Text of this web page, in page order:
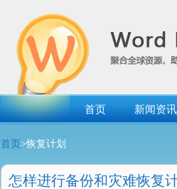
首页 新闻资讯
首页 >恢复计划
怎样进行备份和灾难恢复